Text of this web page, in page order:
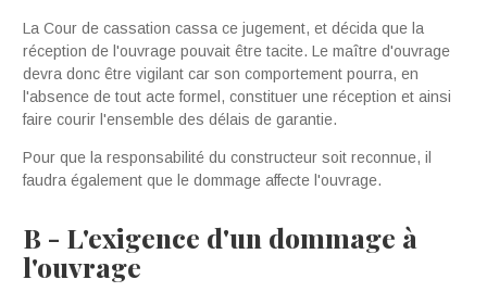
La Cour de cassation cassa ce jugement, et décida que la
réception de l'ouvrage pouvait être tacite. Le maître d'ouvrage
devra donc être vigilant car son comportement pourra, en
l'absence de tout acte formel, constituer une réception et ainsi
faire courir l'ensemble des délais de garantie.
Pour que la responsabilité du constructeur soit reconnue, il
faudra également que le dommage affecte l'ouvrage.
B - L'exigence d'un dommage à
l'ouvrage